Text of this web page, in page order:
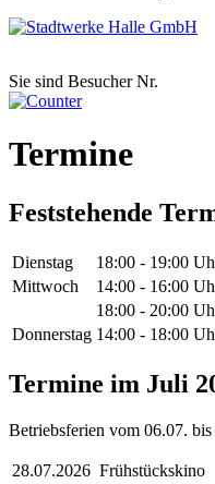
Sie sind Besucher Nr.
Termine
Feststehende
Dienstag 18:00 - 19:00
Mittwoch
14:00 - 16:00
18:00 - 20:00
Donnerstag 14:00 - 18:00
Termine im Juli
Betriebsferien vom 06.07.
28.07.2026 Frühstückskino